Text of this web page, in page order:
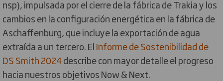
nsp), impulsada por el cierre de la fábrica de Trakia y los
cambios en la configuración energética en la fábrica de
Aschaffenburg, que incluye la exportación de agua
extraída a un tercero. ElInforme de Sostenibilidad de
DS Smith 2024describe con mayor detalle el progreso
hacia nuestros objetivos Now & Next.